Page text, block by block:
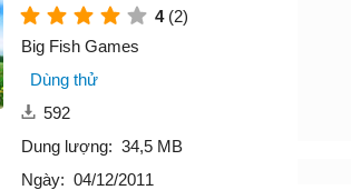
4 (2)
Big Fish Games
Dùng thử
592
Dung lượng: 34,5 MB
Ngày: 04/12/2011